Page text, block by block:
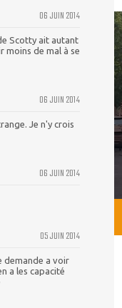
06 JUIN 2014
Scotty ait autant
de mal à se
06 JUIN 2014
Je n'y crois
06 JUIN 2014
05 JUIN 2014
demande a voir
a les capacité